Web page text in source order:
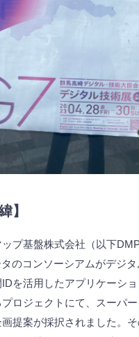
】
プ基盤株式会社（以下
タのコンソーシアムがデジ
を活用したアプリケーショ
ロジェクトにて、スーパ
提案が採択されました。